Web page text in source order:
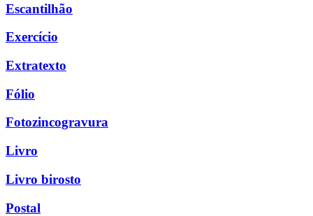
Escantilhão
Exercício
Extratexto
Fólio
Fotozincogravura
Livro
Livro birosto
Postal